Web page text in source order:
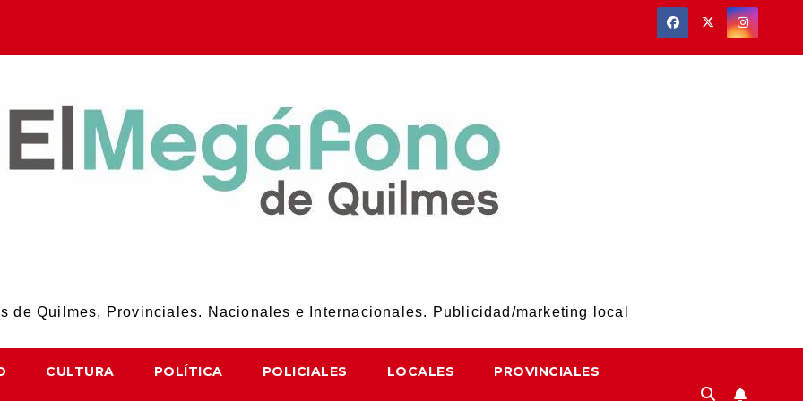
de Quilmes, Provinciales. Nacionales e Internacionales. Publicidad/marketing local
CULTURA POLÍTICA POLICIALES LOCALES PROVINCIALES